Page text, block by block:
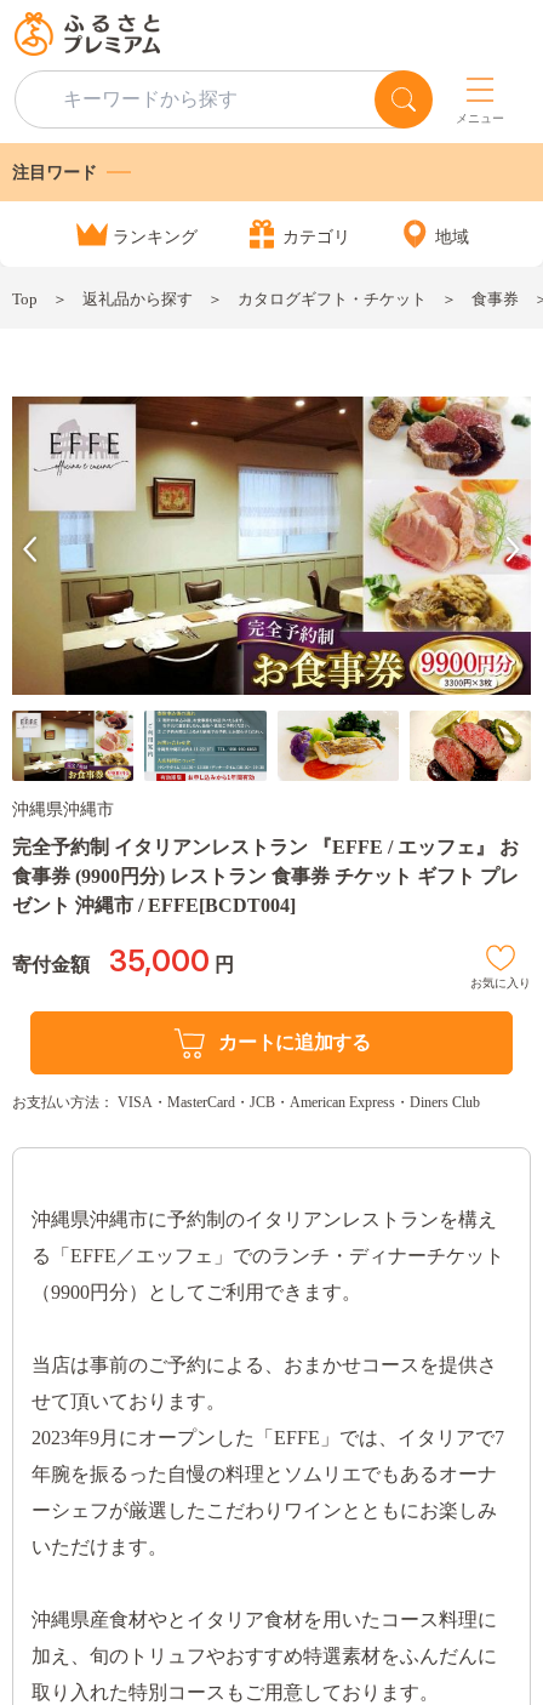
メニュー
注目ワード
ランキング カテゴリ 地域
Top 返礼品から探す カタログギフト・チケット 食事券
沖縄県沖縄市
完全予約制 イタリアンレストラン 『EFFE / エッフェ』 お
食事券 (9900円分) レストラン 食事券 チケット ギフト プレ
ゼント 沖縄市 / EFFE[BCDT004]
寄付金額 35,000 円
お気に入り
カートに追加する
お支払い方法： VISA・MasterCard・JCB・American Express・Diners Club
沖縄県沖縄市に予約制のイタリアンレストランを構え
る「EFFE／エッフェ」でのランチ・ディナーチケット
（9900円分）としてご利用できます。
当店は事前のご予約による、おまかせコースを提供さ
せて頂いております。
2023年9月にオープンした「EFFE」では、イタリアで7
年腕を振るった自慢の料理とソムリエでもあるオーナ
ーシェフが厳選したこだわりワインとともにお楽しみ
いただけます。
沖縄県産食材やとイタリア食材を用いたコース料理に
加え、旬のトリュフやおすすめ特選素材をふんだんに
取り入れた特別コースもご用意しております。